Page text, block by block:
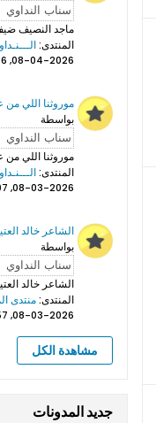
المنتدى:
08-04-2026, 11:36 PM
موروثنا اللي
بواسطة
موروثنا اللي
المنتدى:
08-03-2026, 02:07 PM
الشاعر خالد
بواسطة
الشاعر خالد
المنتدى:منتدى
08-03-2026, 01:57 PM
مشاهدة الكل
جديد المدونات